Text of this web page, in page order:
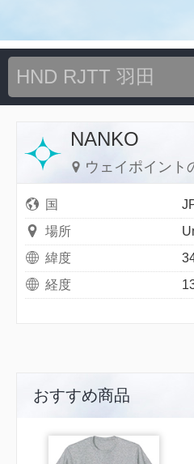
NANKO
ウェイポイント
国
場所
緯度
経度
おすすめ商品